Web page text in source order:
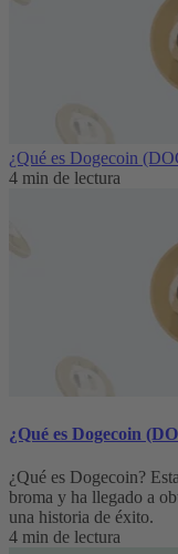
¿Qué es Dogecoin
4 min de lectura
¿Qué es Dogecoin
¿Qué es Dogecoin?
broma y ha llegado a
una historia de éxito.
4 min de lectura